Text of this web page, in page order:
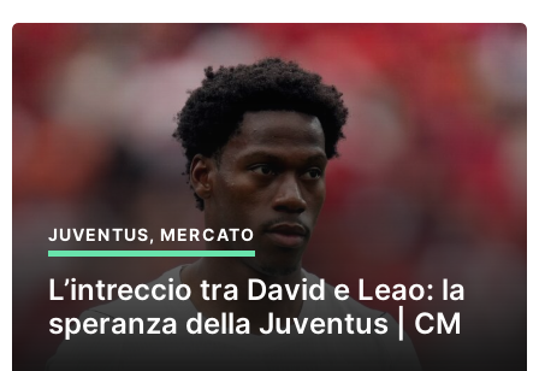
JUVENTUS,MERCATO
L’intreccio tra David e Leao: la
speranza della Juventus | CM